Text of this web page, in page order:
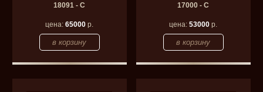
18091 - C
цена:65000 р.
17000 - C
цена:53000 р.